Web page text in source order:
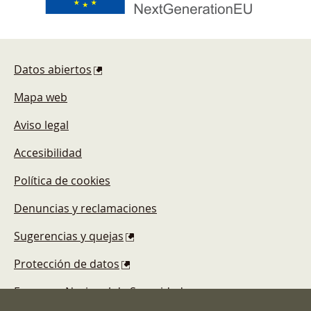
Datos abiertos
Mapa web
Aviso legal
Accesibilidad
Política de cookies
Denuncias y reclamaciones
Sugerencias y quejas
Protección de datos
Esquema Nacional de Seguridad